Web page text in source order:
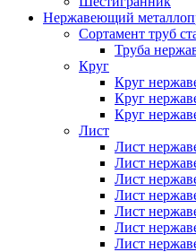
Нержавеющий
Сортамент труб
Труба
Круг
Круг
Круг
Круг
Лист
Лист
Лист
Лист
Лист
Лист
Лист
Лист